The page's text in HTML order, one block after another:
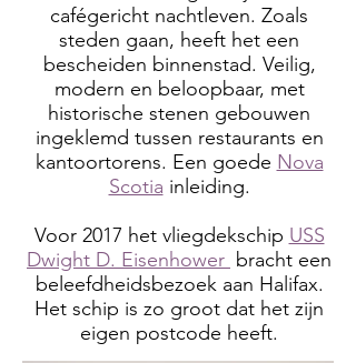
cafégericht nachtleven. Zoals
steden gaan, heeft het een
bescheiden binnenstad. Veilig,
modern en beloopbaar, met
historische stenen gebouwen
ingeklemd tussen restaurants en
kantoortorens. Een goede Nova
Scotia inleiding.
Voor 2017 het vliegdekschip USS
Dwight D. Eisenhower bracht een
beleefdheidsbezoek aan Halifax.
Het schip is zo groot dat het zijn
eigen postcode heeft.